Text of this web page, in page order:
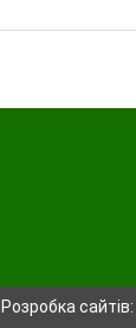
Розробка сайтів: